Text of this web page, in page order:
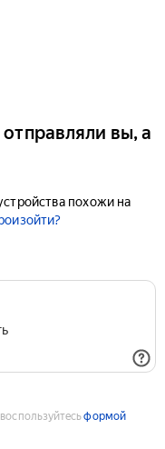
вы, а
похожи на
формой